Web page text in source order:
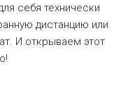
себя технически
дистанцию или
И открываем этот